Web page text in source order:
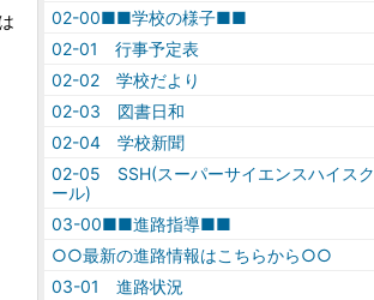
02-00■■学校の様子■■
02-01 行事予定表
02-02 学校だより
02-03 図書日和
02-04 学校新聞
02-05 SSH(スーパーサイエンスハイスク
ール)
03-00■■進路指導■■
○○最新の進路情報はこちらから○○
03-01 進路状況